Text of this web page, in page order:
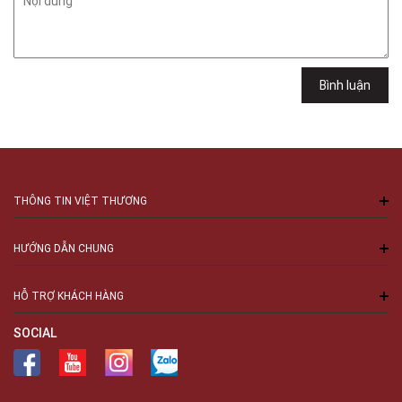
Chí Minh
Bình luận
THÔNG TIN VIỆT THƯƠNG
HƯỚNG DẪN CHUNG
HỖ TRỢ KHÁCH HÀNG
SOCIAL